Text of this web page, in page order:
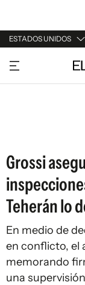
ESTADOS UNIDOS
URUGUAY
ARGENTINA
Grossi
Teherán lo
En medio de
en conflicto, el
memorando
una